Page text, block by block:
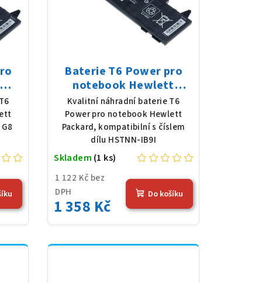
Baterie T6 Power pro
notebook Hewlett
Packard HSTNN-IB9I, Li-
Poly, 11,4 V, 3790 mAh
(45 Wh), černá
Kvalitní náhradní baterie T6
Power pro notebook Hewlett
Packard, kompatibilní s číslem
dílu HSTNN-IB9I
1 122 Kč bez
DPH
1 358 Kč
Skladem (1 ks)
Do košíku